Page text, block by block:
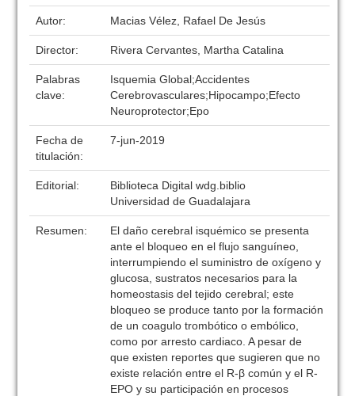
Autor: Macias Vélez, Rafael De Jesús
Director: Rivera Cervantes, Martha Catalina
Palabras
clave:
Isquemia Global;Accidentes
Cerebrovasculares;Hipocampo;Efecto
Neuroprotector;Epo
Fecha de
titulación:
7-jun-2019
Editorial:
Biblioteca Digital wdg.biblio
Universidad de Guadalajara
Resumen:
El daño cerebral isquémico se presenta
ante el bloqueo en el flujo sanguíneo,
interrumpiendo el suministro de oxígeno y
glucosa, sustratos necesarios para la
homeostasis del tejido cerebral; este
bloqueo se produce tanto por la formación
de un coagulo trombótico o embólico,
como por arresto cardiaco. A pesar de
que existen reportes que sugieren que no
existe relación entre el R-β común y el R-
EPO y su participación en procesos